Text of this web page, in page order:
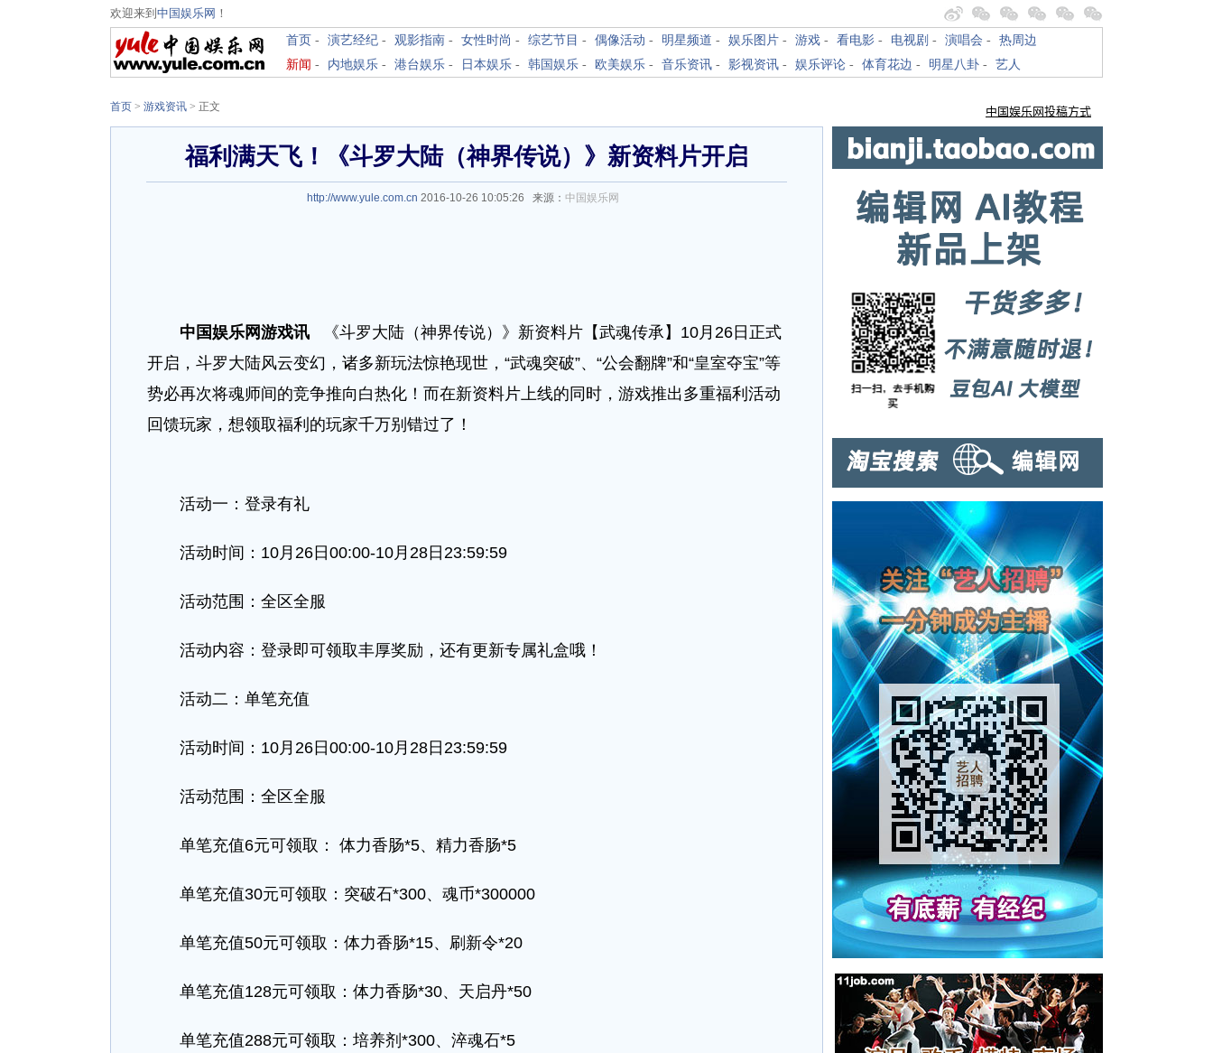
欢迎来到 中国娱乐网 ！
首页 - 演艺经纪 - 观影指南 - 女性时尚 - 综艺节目 - 偶像活动 - 明星频道 - 娱乐图片 - 游戏 - 看电影 - 电视剧 - 演唱会 - 热周边
新闻 - 内地娱乐 - 港台娱乐 - 日本娱乐 - 韩国娱乐 - 欧美娱乐 - 音乐资讯 - 影视资讯 - 娱乐评论 - 体育花边 - 明星八卦 - 艺人
首页 > 游戏资讯 > 正文
福利满天飞！《斗罗大陆（神界传说）》新资料片开启
http://www.yule.com.cn 2016-10-26 10:05:26 来源： 中国娱乐网
中国娱乐网游戏讯
《斗罗大陆（神界传说）》新资料片【武魂传承】10月26日正式
开启，斗罗大陆风云变幻，诸多新玩法惊艳现世，“武魂突破”、“公会翻牌”和“皇室夺宝”等
势必再次将魂师间的竞争推向白热化！而在新资料片上线的同时，游戏推出多重福利活动
回馈玩家，想领取福利的玩家千万别错过了！
活动一：登录有礼
活动时间：10月26日00:00-10月28日23:59:59
活动范围：全区全服
活动内容：登录即可领取丰厚奖励，还有更新专属礼盒哦！
活动二：单笔充值
活动时间：10月26日00:00-10月28日23:59:59
活动范围：全区全服
单笔充值6元可领取： 体力香肠*5、精力香肠*5
单笔充值30元可领取：突破石*300、魂币*300000
单笔充值50元可领取：体力香肠*15、刷新令*20
单笔充值128元可领取：体力香肠*30、天启丹*50
单笔充值288元可领取：培养剂*300、淬魂石*5